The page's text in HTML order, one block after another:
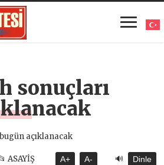
sonuçları
ASAYİŞ A+ A- 🔊 Dinle